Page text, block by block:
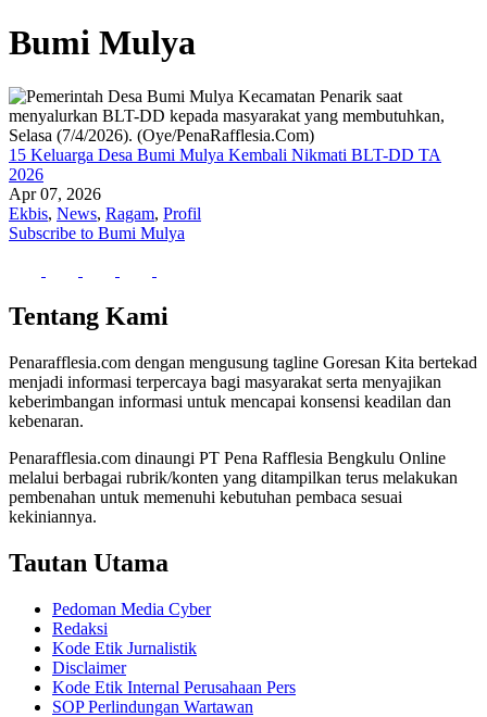
Bumi Mulya
15 Keluarga Desa Bumi Mulya Kembali Nikmati BLT-DD TA
2026
Apr 07, 2026
Ekbis, News, Ragam, Profil
Subscribe to Bumi Mulya
Tentang Kami
Penarafflesia.com dengan mengusung tagline Goresan Kita bertekad
menjadi informasi terpercaya bagi masyarakat serta menyajikan
keberimbangan informasi untuk mencapai konsensi keadilan dan
kebenaran.
Penarafflesia.com dinaungi PT Pena Rafflesia Bengkulu Online
melalui berbagai rubrik/konten yang ditampilkan terus melakukan
pembenahan untuk memenuhi kebutuhan pembaca sesuai
kekiniannya.
Tautan Utama
Pedoman Media Cyber
Redaksi
Kode Etik Jurnalistik
Disclaimer
Kode Etik Internal Perusahaan Pers
SOP Perlindungan Wartawan